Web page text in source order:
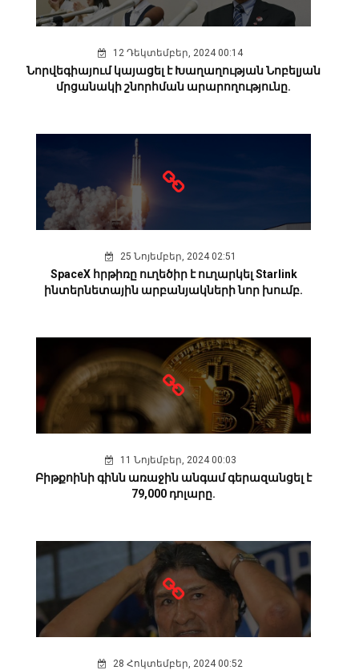
12 Դեկտեմբեր, 2024 00:14
Նորվեգիայում կայացել է Խաղաղության Նոբելյան
մրցանակի շնորհման արարողությունը.
25 Նոյեմբեր, 2024 02:51
SpaceX հրթիռը ուղեծիր է ուղարկել Starlink
ինտերնետային արբանյակների նոր խումբ.
11 Նոյեմբեր, 2024 00:03
Բիթքոինի գինն առաջին անգամ գերազանցել է
79,000 դոլարը.
28 Հոկտեմբեր, 2024 00:52